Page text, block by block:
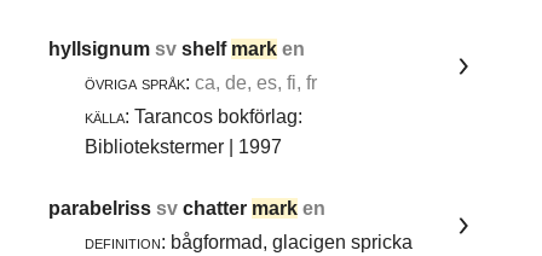
hyllsignumsvshelf mark en
övriga språk: ca, de, es, fi, fr
källa: Tarancos bokförlag:
Bibliotekstermer | 1997
parabelrisssvchatter mark en
definition: bågformad, glacigen spricka